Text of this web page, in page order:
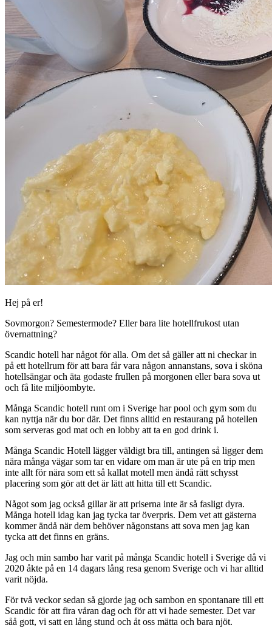
Hej på er!
Sovmorgon? Semestermode? Eller bara lite hotellfrukost utan
övernattning?
Scandic hotell har något för alla. Om det så gäller att ni checkar in
på ett hotellrum för att bara får vara någon annanstans, sova i sköna
hotellsängar och äta godaste frullen på morgonen eller bara sova ut
och få lite miljöombyte.
Många Scandic hotell runt om i Sverige har pool och gym som du
kan nyttja när du bor där. Det finns alltid en restaurang på hotellen
som serveras god mat och en lobby att ta en god drink i.
Många Scandic Hotell lägger väldigt bra till, antingen så ligger dem
nära många vägar som tar en vidare om man är ute på en trip men
inte allt för nära som ett så kallat motell men ändå rätt schysst
placering som gör att det är lätt att hitta till ett Scandic.
Något som jag också gillar är att priserna inte är så fasligt dyra.
Många hotell idag kan jag tycka tar överpris. Dem vet att gästerna
kommer ändå när dem behöver någonstans att sova men jag kan
tycka att det finns en gräns.
Jag och min sambo har varit på många Scandic hotell i Sverige då vi
2020 åkte på en 14 dagars lång resa genom Sverige och vi har alltid
varit nöjda.
För två veckor sedan så gjorde jag och sambon en spontanare till ett
Scandic för att fira våran dag och för att vi hade semester. Det var
såå gott, vi satt en lång stund och åt oss mätta och bara njöt.